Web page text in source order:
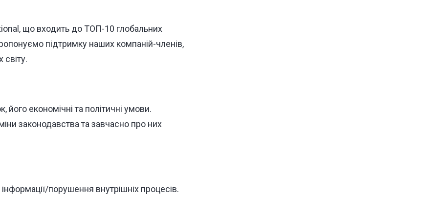
що входить до ТОП-10 глобальних
підтримку наших компаній-членів,
світу.
економічні та політичні умови.
законодавства та завчасно про них
порушення внутрішніх процесів.